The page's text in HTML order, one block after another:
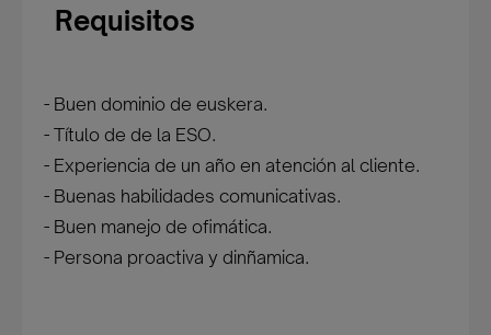
Requisitos
- Buen dominio de euskera.
- Título de de la ESO.
- Experiencia de un año en atención al cliente.
- Buenas habilidades comunicativas.
- Buen manejo de ofimática.
- Persona proactiva y dinñamica.